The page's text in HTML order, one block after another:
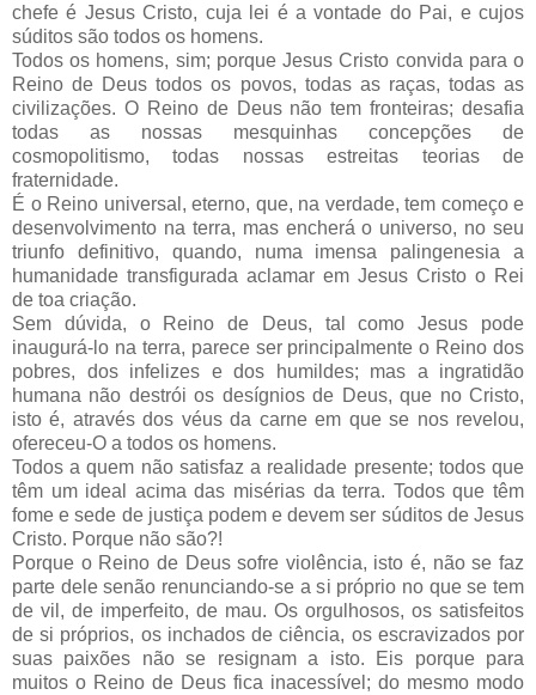
chefe é Jesus Cristo, cuja lei é a vontade do Pai, e cujos
súditos são todos os homens.
Todos os homens, sim; porque Jesus Cristo convida para o
Reino de Deus todos os povos, todas as raças, todas as
civilizações. O Reino de Deus não tem fronteiras; desafia
todas as nossas mesquinhas concepções de
cosmopolitismo, todas nossas estreitas teorias de
fraternidade.
É o Reino universal, eterno, que, na verdade, tem começo e
desenvolvimento na terra, mas encherá o universo, no seu
triunfo definitivo, quando, numa imensa palingenesia a
humanidade transfigurada aclamar em Jesus Cristo o Rei
de toa criação.
Sem dúvida, o Reino de Deus, tal como Jesus pode
inaugurá-lo na terra, parece ser principalmente o Reino dos
pobres, dos infelizes e dos humildes; mas a ingratidão
humana não destrói os desígnios de Deus, que no Cristo,
isto é, através dos véus da carne em que se nos revelou,
ofereceu-O a todos os homens.
Todos a quem não satisfaz a realidade presente; todos que
têm um ideal acima das misérias da terra. Todos que têm
fome e sede de justiça podem e devem ser súditos de Jesus
Cristo. Porque não são?!
Porque o Reino de Deus sofre violência, isto é, não se faz
parte dele senão renunciando-se a si próprio no que se tem
de vil, de imperfeito, de mau. Os orgulhosos, os satisfeitos
de si próprios, os inchados de ciência, os escravizados por
suas paixões não se resignam a isto. Eis porque para
muitos o Reino de Deus fica inacessível; do mesmo modo